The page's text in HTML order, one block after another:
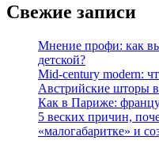
Свежие записи
Мнение профи: как
детской?
Mid-century modern:
Австрийские шторы
Как в Париже:
5 веских причин,
«малогабаритке» и